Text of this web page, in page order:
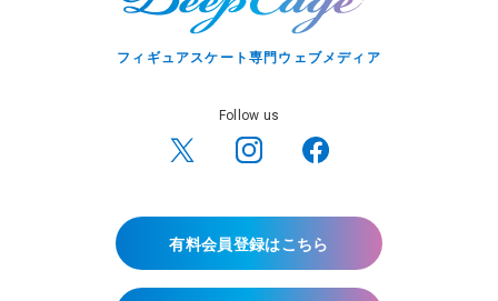
フィギュアスケート専門ウェブメディア
Follow us
有料会員登録はこちら